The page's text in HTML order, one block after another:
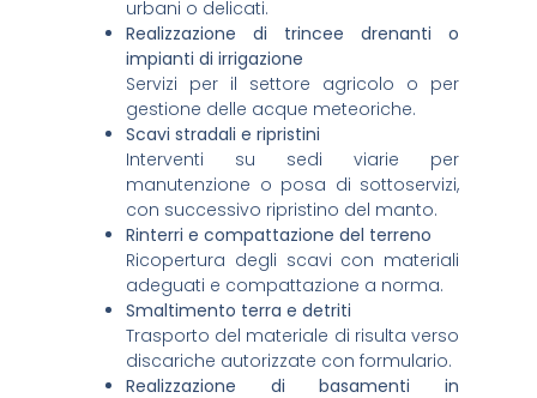
urbani o delicati.
Realizzazione di trincee drenanti o
impianti di irrigazione
Servizi per il settore agricolo o per
gestione delle acque meteoriche.
Scavi stradali e ripristini
Interventi su sedi viarie per
manutenzione o posa di sottoservizi,
con successivo ripristino del manto.
Rinterri e compattazione del terreno
Ricopertura degli scavi con materiali
adeguati e compattazione a norma.
Smaltimento terra e detriti
Trasporto del materiale di risulta verso
discariche autorizzate con formulario.
Realizzazione di basamenti in